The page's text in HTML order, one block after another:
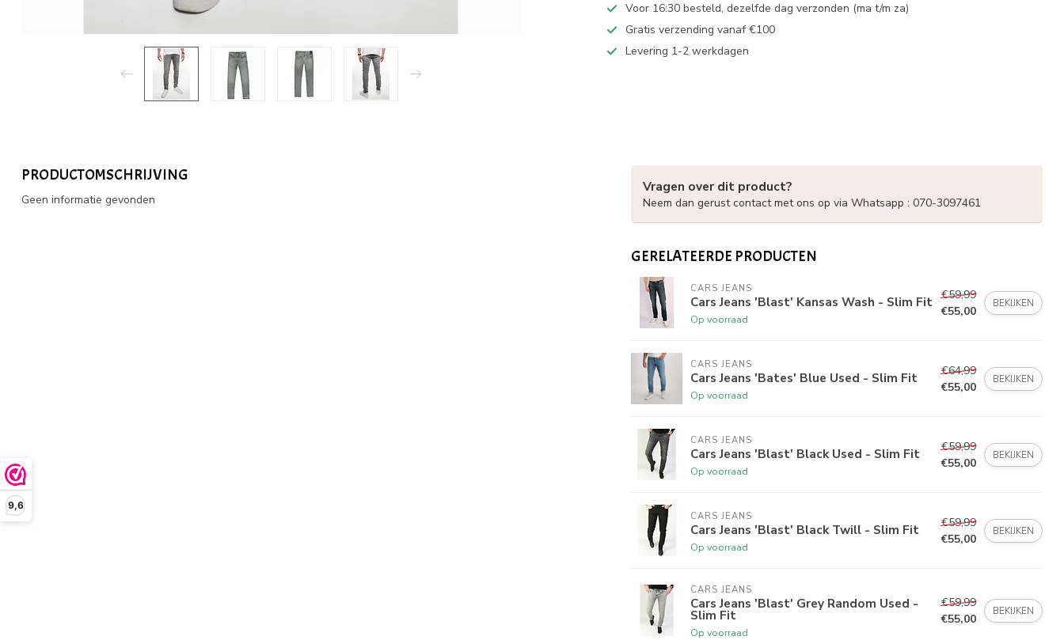
9,6
Voor 16:30 besteld, dezelfde dag verzonden (ma t/m za)
Gratis verzending vanaf €100
Levering 1-2 werkdagen
PRODUCTOMSCHRIJVING
Geen informatie gevonden
Vragen over dit product?
Neem dan gerust contact met ons op via Whatsapp : 070-3097461
GERELATEERDE PRODUCTEN
CARS JEANS
Cars Jeans 'Blast' Kansas Wash - Slim Fit
Op voorraad
€59,99
€55,00
BEKIJKEN
CARS JEANS
Cars Jeans 'Bates' Blue Used - Slim Fit
Op voorraad
€64,99
€55,00
BEKIJKEN
CARS JEANS
Cars Jeans 'Blast' Black Used - Slim Fit
Op voorraad
€59,99
€55,00
BEKIJKEN
CARS JEANS
Cars Jeans 'Blast' Black Twill - Slim Fit
Op voorraad
€59,99
€55,00
BEKIJKEN
CARS JEANS
Cars Jeans 'Blast' Grey Random Used -
Slim Fit
Op voorraad
€59,99
€55,00
BEKIJKEN